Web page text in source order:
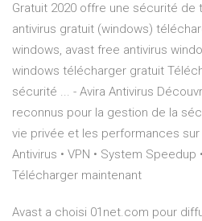
Gratuit 2020 offre une sécurité de
antivirus gratuit (windows)
windows, avast free antivirus
windows télécharger gratuit
sécurité ... - Avira Antivirus
reconnus pour la gestion de la
vie privée et les performances sur
Antivirus • VPN • System
Télécharger maintenant
Avast a choisi 01net.com pour